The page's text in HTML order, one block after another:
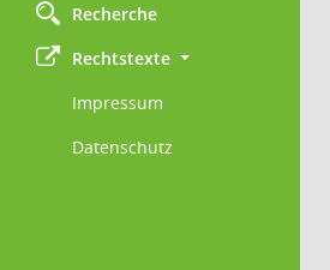
Recherche
Rechtstexte
Impressum
Datenschutz